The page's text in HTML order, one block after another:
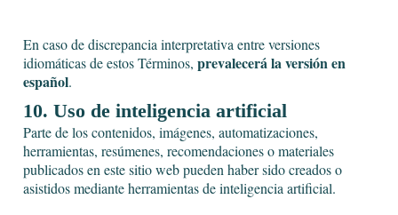
En caso de discrepancia interpretativa entre versiones
idiomáticas de estos Términos, prevalecerá la versión en
español.
10. Uso de inteligencia artificial
Parte de los contenidos, imágenes, automatizaciones,
herramientas, resúmenes, recomendaciones o materiales
publicados en este sitio web pueden haber sido creados o
asistidos mediante herramientas de inteligencia artificial.